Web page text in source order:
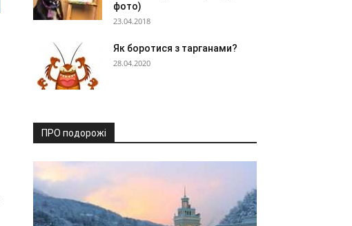
фото)
23.04.2018
Як боротися з тарганами?
28.04.2020
ПРО подорожі